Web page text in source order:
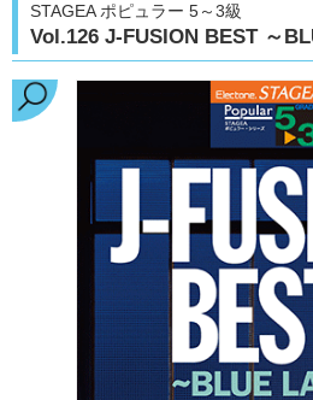
STAGEA ポピュラー 5～3級
Vol.126 J-FUSION BEST ～